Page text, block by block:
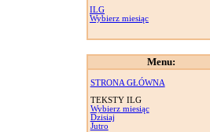
ILG
Wybierz miesiąc
Menu:
STRONA GŁÓWNA
TEKSTY ILG
Wybierz miesiąc
Dzisiaj
Jutro